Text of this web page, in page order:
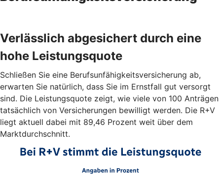
Verlässlich abgesichert durch eine
hohe Leistungsquote
Schließen Sie eine Berufsunfähigkeitsversicherung ab,
erwarten Sie natürlich, dass Sie im Ernstfall gut versorgt
sind. Die Leistungsquote zeigt, wie viele von 100 Anträgen
tatsächlich von Versicherungen bewilligt werden. Die R+V
liegt aktuell dabei mit 89,46 Prozent weit über dem
Marktdurchschnitt.